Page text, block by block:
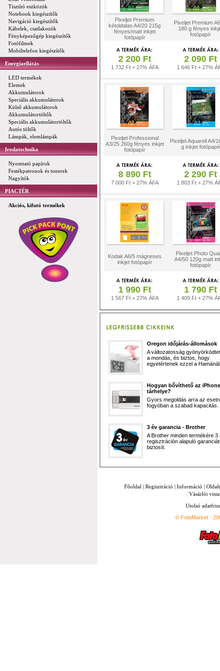
Tisztító eszközök
Notebook kiegészítők
Navigáció kiegészítők
Kábelek, csatlakozók
Fényképezőgép kiegészítők
Fotófilmek
Mobiltelefon kiegészítők
Energiaellátás
LED termékek
Elemek
Akkumulátorok
Speciális akkumulátorok
Külső akkumulátorok
Akkumulátortöltők
Speciális akkumulátortöltők
Autós töltők
Lámpák, elemlámpák
Irodatechnika
Nyomtató papírok
Festékpatronok és tonerek
Nagyítók
PIACTÉR
Akciós, kifutó termékek
Pixeljet Premium
kétoldalas A4/20 215g
fényes/matt inkjet
fotópapír
Pixeljet Premium
180 g fényes
fotópapír
2 200 Ft
1 732 Ft + 27% ÁFA
2 090 Ft
1 646 Ft + 27%
Pixeljet Professional
A3/25 260g fényes inkjet
fotópapír
Pixeljet Aquarell A4/
g inkjet fotópapír
8 890 Ft
7 000 Ft + 27% ÁFA
2 290 Ft
1 803 Ft + 27%
Kodak A6/5 mágneses
inkjet fotópapír
Pixeljet Photo
A4/50 120g matt
fotópapír
1 990 Ft
1 567 Ft + 27% ÁFA
1 790 Ft
1 409 Ft + 27%
Oregon időjárás-állomások
A változatosság
a mondás, és biztos, hogy
egyetértenek ezzel a
Hogyan bővíthető az iPhone
tárhelye?
Gyors megoldás arra az
fogyóban a szabad kapacitás.
3 év garancia - Brother
A Brother minden termékére 3
regisztráción alapuló garanciát
biztosít.
Főoldal | Regisztráció | Információ |
Vásárlói
Utolsó
© FotoMarket -